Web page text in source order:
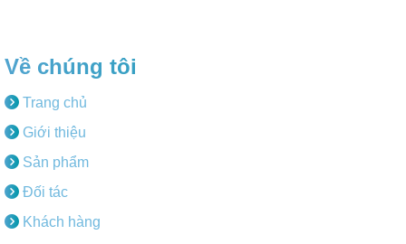
Về chúng tôi
Trang chủ
Giới thiệu
Sản phẩm
Đối tác
Khách hàng